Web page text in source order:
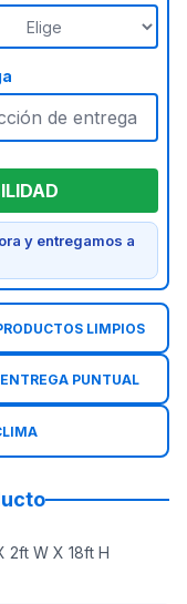
y entregamos a
LIMPIOS
ENTREGA PUNTUAL
2ft W X 18ft H